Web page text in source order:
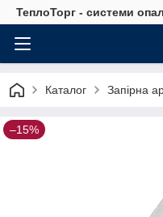
ТеплоТорг - системи
Каталог Запірна
–15%